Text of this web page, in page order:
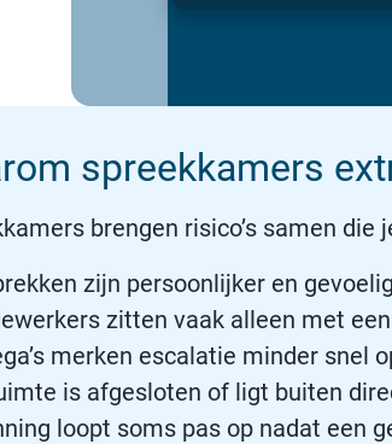
spreekkamers
brengen risico’s samen die
zijn persoonlijker en
zitten vaak alleen met
merken escalatie minder snel
is afgesloten of ligt buiten
loopt soms pas op nadat een